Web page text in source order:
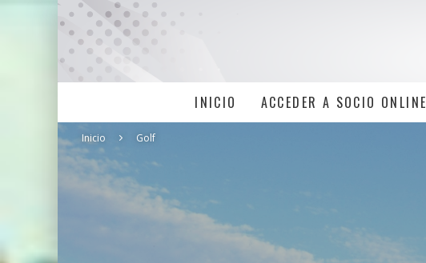
INICIO ACCEDER A SOCIO ONLINE
Inicio Golf